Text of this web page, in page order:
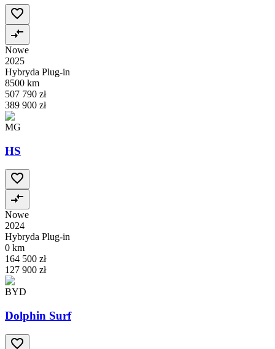
Nowe
2025
Hybryda Plug-in
8500 km
507 790 zł
389 900 zł
MG
HS
Nowe
2024
Hybryda Plug-in
0 km
164 500 zł
127 900 zł
BYD
Dolphin Surf